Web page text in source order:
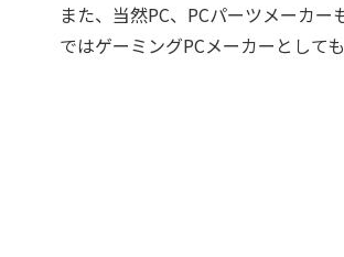
また、当然PC、PCパーツメーカ
ではゲーミングPCメーカーとして